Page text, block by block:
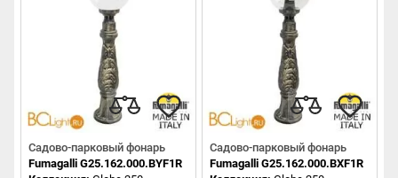
Садово-парковый фонарь
Fumagalli G25.162.000.BYF1R
Садово-парковый фонарь
Fumagalli G25.162.000.BXF1R